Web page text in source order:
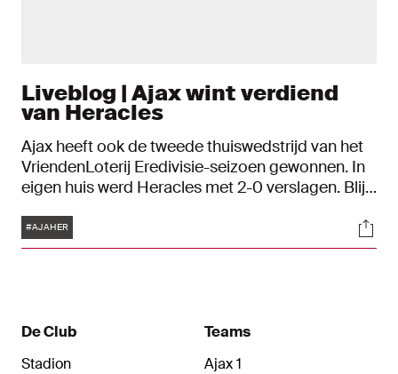
Liveblog | Ajax wint verdiend
van Heracles
Ajax heeft ook de tweede thuiswedstrijd van het
VriendenLoterij Eredivisie-seizoen gewonnen. In
eigen huis werd Heracles met 2-0 verslagen. Blijf
Tags
#AJAHER
De Club
Stadion
Teams
Ajax 1